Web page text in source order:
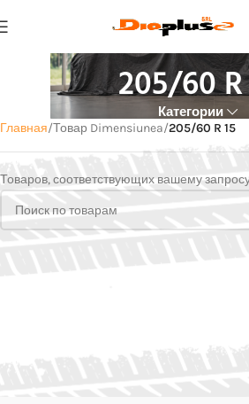
205/60 R
Категории
Главная Товар Dimensiunea 205/60 R 15
Товаров, соответствующих вашему